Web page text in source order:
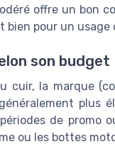
offre un bon
bien pour un usage
son budget
la marque
plus
de promo
ou les bottes